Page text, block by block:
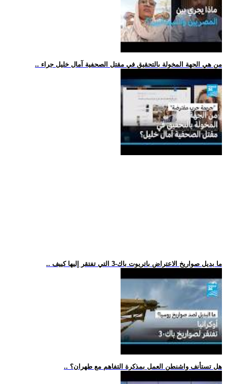
.. من هي الجهة المخولة بالتحقيق في مقتل الصحفية آمال خليل جراء
.. ما بديل صواريخ الاعتراض باتريوت باك-3 التي تفتقر إليها كييف
.. هل تستأنف واشنطن العمل بمذكرة التفاهم مع طهران؟